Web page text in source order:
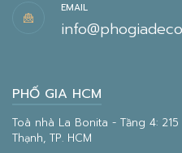
EMAIL
PHỐ GIA HCM
Toà nhà La Bonita - Tầng 4:
Thạnh, TP. HCM